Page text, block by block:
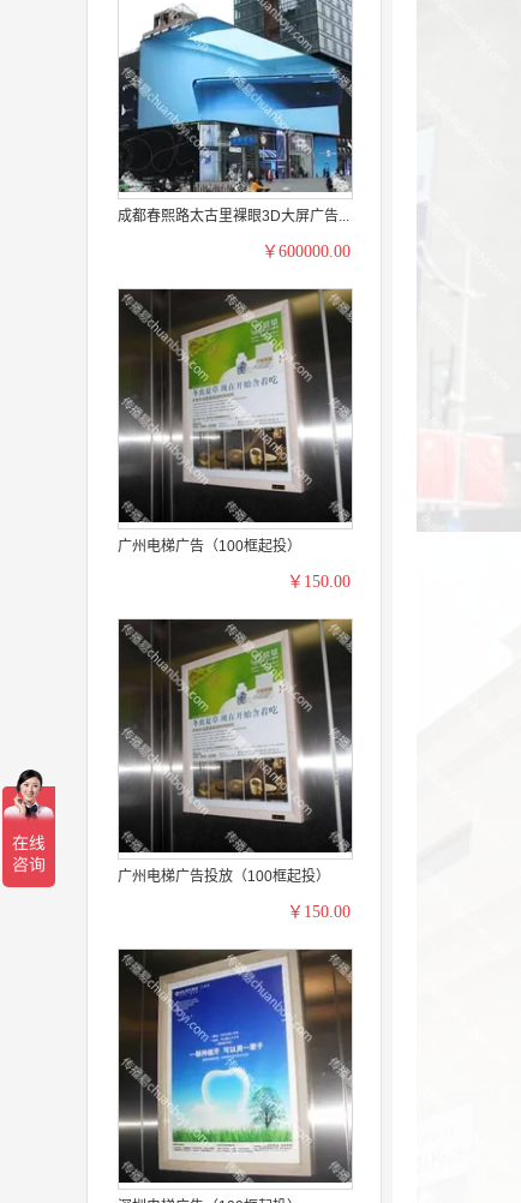
成都春熙路太古里裸眼3D大屏广告...
￥600000.00
广州电梯广告（100框起投）
￥150.00
广州电梯广告投放（100框起投）
￥150.00